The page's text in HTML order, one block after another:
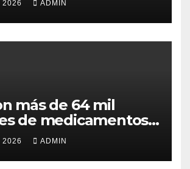
2026 ADMIN
más de 64 mil
de medicamentos
2026 ADMIN